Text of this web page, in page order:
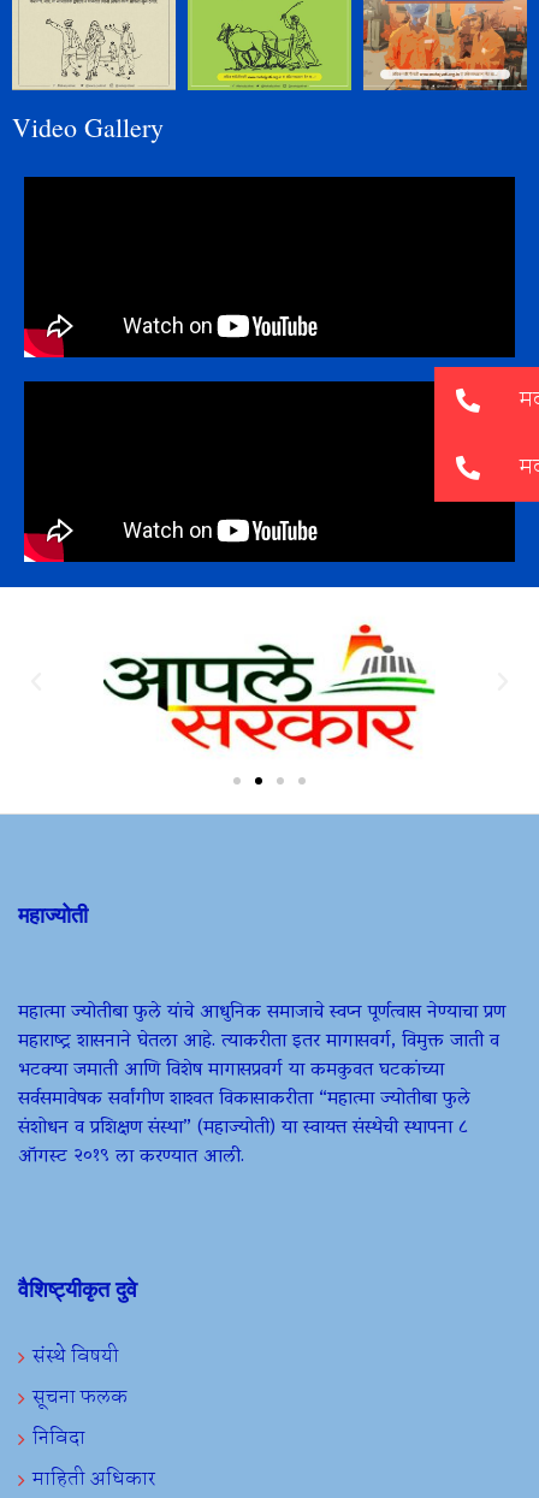
Video Gallery
महाज्योती
महात्मा ज्योतीबा फुले यांचे आधुनिक समाजाचे स्वप्न पूर्णत्वास नेण्याचा प्रण
महाराष्ट्र शासनाने घेतला आहे. त्याकरीता इतर मागासवर्ग, विमुक्त जाती व
भटक्या जमाती आणि विशेष मागासप्रवर्ग या कमकुवत घटकांच्या
सर्वसमावेषक सर्वांगीण शाश्वत विकासाकरीता “महात्मा ज्योतीबा फुले
संशोधन व प्रशिक्षण संस्था” (महाज्योती) या स्वायत्त संस्थेची स्थापना ८
ऑगस्ट २०१९ ला करण्यात आली.
वैशिष्ट्यीकृत दुवे
संस्थे विषयी
सूचना फलक
निविदा
माहिती अधिकार